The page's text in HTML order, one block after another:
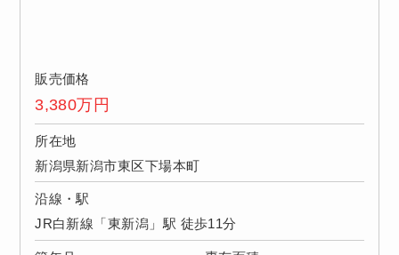
販売価格
3,380万円
所在地
新潟県新潟市東区下場本町
沿線・駅
JR白新線「東新潟」駅 徒歩11分